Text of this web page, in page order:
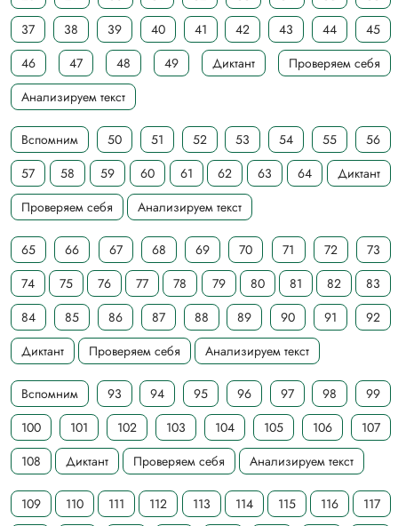
37
38 39 40 41 42 43 44
45
46
47 48 49 Диктант
Проверяем себя
Анализируем текст
Вспомним 50 51 52 53 54 55
56
57
58 59 60 61 62 63 64
Диктант
Проверяем себя
Анализируем текст
65 66 67 68 69 70 71 72
73
74
75 76 77 78 79 80 81 82
83
84
85 86 87 88 89 90 91
92
Диктант
Проверяем себя Анализируем текст
Вспомним 93 94 95 96 97 98
99
100
101 102 103 104 105 106
107
108
Диктант Проверяем себя Анализируем текст
109 110 111 112 113 114 115 116
117